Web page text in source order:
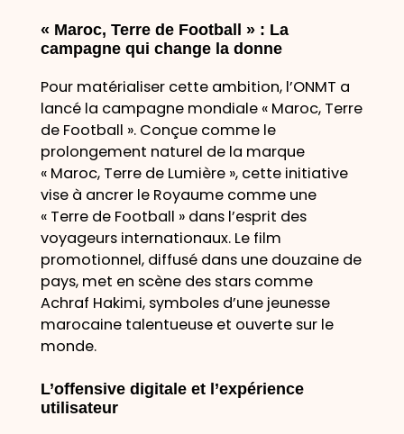
« Maroc, Terre de Football » : La
campagne qui change la donne
Pour matérialiser cette ambition, l’ONMT a
lancé la campagne mondiale « Maroc, Terre
de Football ». Conçue comme le
prolongement naturel de la marque
« Maroc, Terre de Lumière », cette initiative
vise à ancrer le Royaume comme une
« Terre de Football » dans l’esprit des
voyageurs internationaux. Le film
promotionnel, diffusé dans une douzaine de
pays, met en scène des stars comme
Achraf Hakimi, symboles d’une jeunesse
marocaine talentueuse et ouverte sur le
monde.
L’offensive digitale et l’expérience
utilisateur